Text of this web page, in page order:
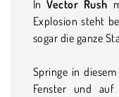
InVector Rush
Explosion steht
sogar die ganze
Springe in
Fenster und auf